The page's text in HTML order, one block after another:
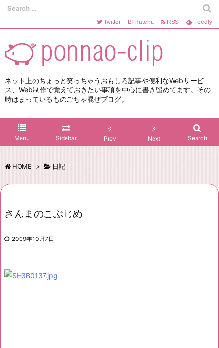
ネット上のちょっと笑っちゃうおもしろ記事や便利なWebサービ
ス、Web制作で覚えておきたい事項を中心に書き留めてます。その
時はまっているものごちゃ混ぜブログ。
Menu Sidebar
«
Prev
»
Next Search
Twitter B! Hatena RSS Feedly
HOME > 日記
さんまのこぶじめ
2009年10月7日